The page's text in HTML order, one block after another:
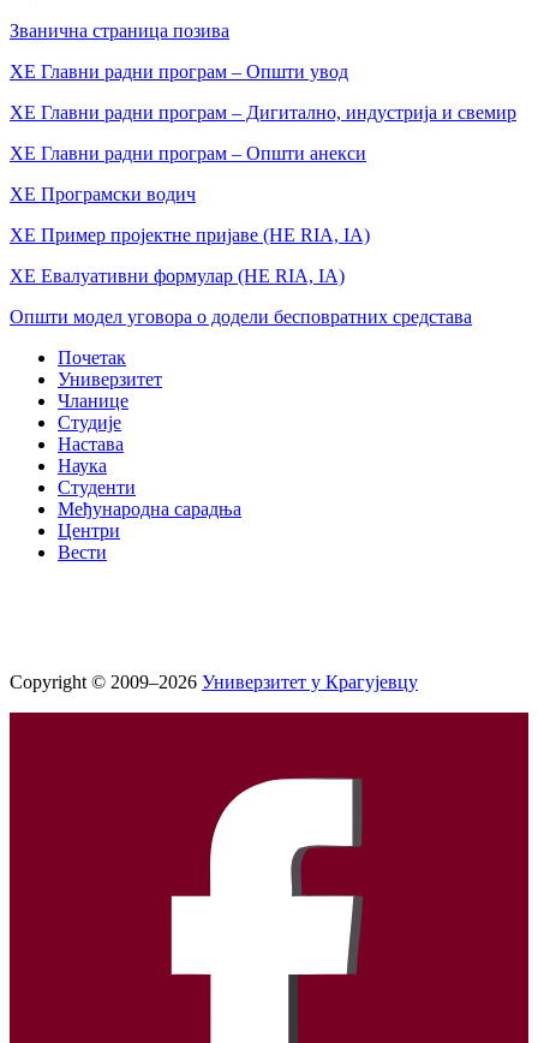
Званична страница позива
ХЕ Главни радни програм – Општи увод
ХЕ Главни радни програм – Дигитално, индустрија и свемир
ХЕ Главни радни програм – Општи анекси
ХЕ Програмски водич
ХЕ Пример пројектне пријаве (HE RIA, IA)
ХЕ Евалуативни формулар (HE RIA, IA)
Општи модел уговора о додели бесповратних средстава
Почетак
Универзитет
Чланице
Студије
Настава
Наука
Студенти
Међународна сарадња
Центри
Вести
Copyright © 2009–2026 Универзитет у Крагујевцу